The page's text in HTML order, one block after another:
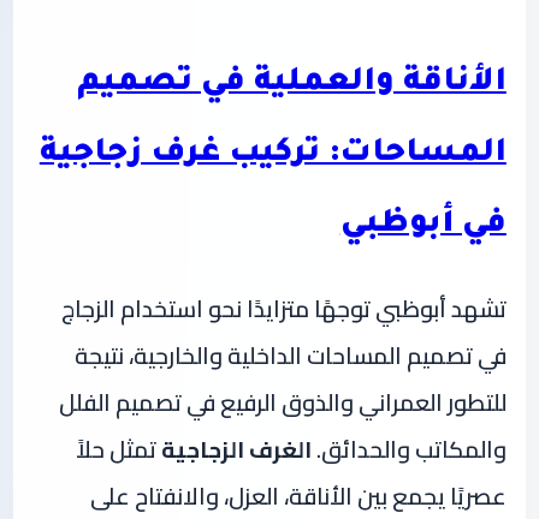
الأناقة والعملية في تصميم
المساحات: تركيب غرف زجاجية
في أبوظبي
تشهد أبوظبي توجهًا متزايدًا نحو استخدام الزجاج
في تصميم المساحات الداخلية والخارجية، نتيجة
للتطور العمراني والذوق الرفيع في تصميم الفلل
والمكاتب والحدائق.الغرف الزجاجيةتمثل حلاً
عصريًا يجمع بين الأناقة، العزل، والانفتاح على